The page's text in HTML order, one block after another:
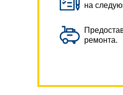
на
ремонта.